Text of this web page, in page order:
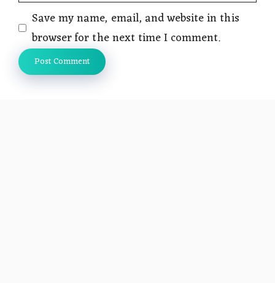
Save my name, email, and website in this
browser for the next time I comment.